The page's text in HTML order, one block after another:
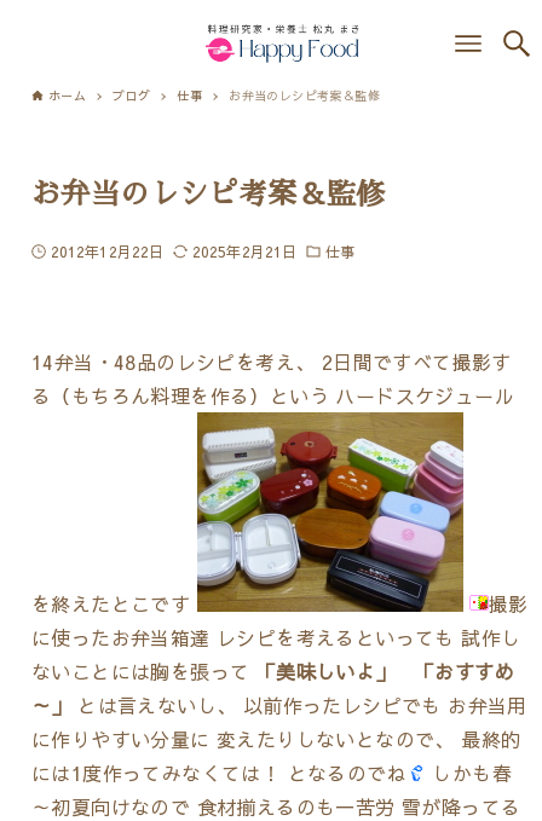
ホーム ブログ 仕事 お弁当のレシピ考案＆監修
お弁当のレシピ考案＆監修
2012年12月22日 2025年2月21日 仕事
14弁当・48品のレシピを考え、 2日間ですべて撮影す
る（もちろん料理を作る）という ハードスケジュール
を終えたとこです
撮影
に使ったお弁当箱達 レシピを考えるといっても 試作し
ないことには胸を張って
「美味しいよ」 「おすすめ
～」 とは言えないし、 以前作ったレシピでも お弁当用
に作りやすい分量に 変えたりしないとなので、 最終的
には1度作ってみなくては！ となるのでね
しかも春
～初夏向けなので 食材揃えるのも一苦労 雪が降ってる